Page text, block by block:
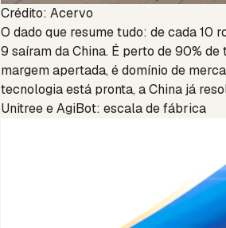
Crédito: Acervo
O dado que resume tudo: de cada 10
9 saíram da China. É perto de 90%
margem apertada, é domínio de
tecnologia está pronta, a China já
Unitree e AgiBot: escala de fábrica